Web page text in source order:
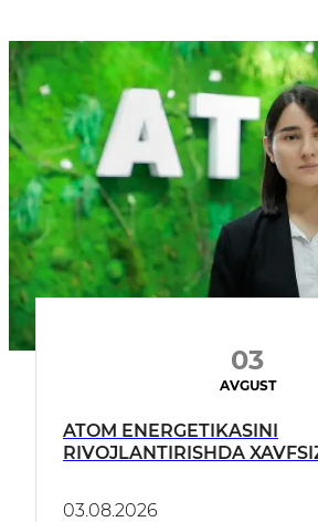
03
AVGUST
ATOM ENERGETIKASINI
RIVOJLANTIRISHDA
03.08.2026